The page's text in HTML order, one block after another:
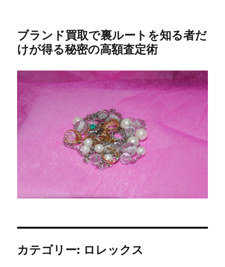
ブランド買取で裏ルートを知る者だ
けが得る秘密の高額査定術
カテゴリー: ロレックス